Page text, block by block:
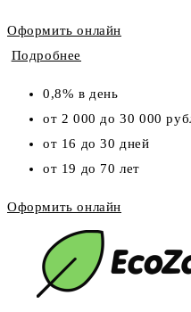
Оформить онлайн
Подробнее
0,8% в день
от 2 000 до 30 000
от 16 до 30 дней
от 19 до 70 лет
Оформить онлайн